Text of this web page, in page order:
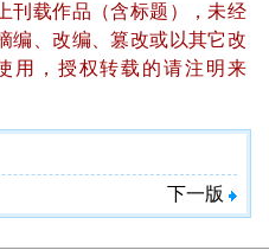
刊载作品（含标题），未经
编、改编、篡改或以其它改
用，授权转载的请注明来
下一版